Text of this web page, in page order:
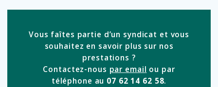
Vous faîtes partie d’un syndicat et vous
souhaitez en savoir plus sur nos
prestations ?
Contactez-nous par email ou par
téléphone au 07 62 14 62 58.